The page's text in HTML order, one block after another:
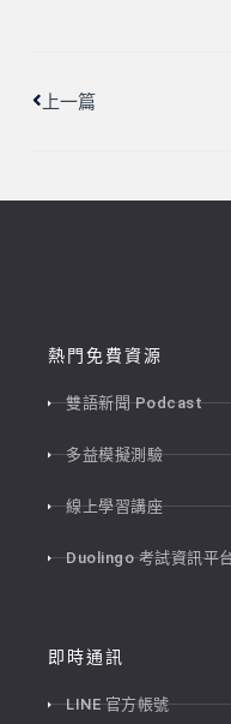
上一篇
熱門免費資源
雙語新聞 Podcast
多益模擬測驗
線上學習講座
Duolingo 考試資訊平
即時通訊
LINE 官方帳號